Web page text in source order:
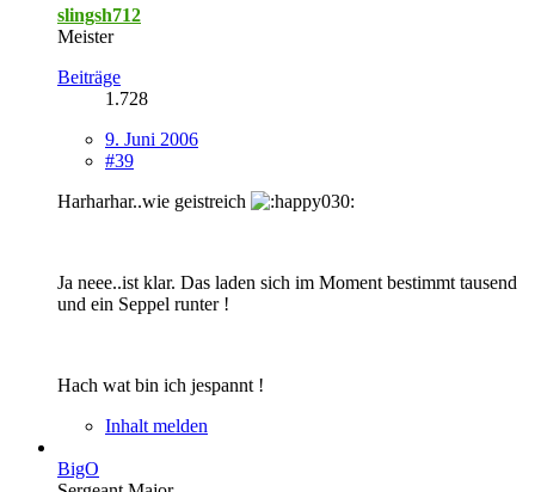
slingsh712
Meister
Beiträge
1.728
9. Juni 2006
#39
Harharhar..wie geistreich
Ja neee..ist klar. Das laden sich im Moment bestimmt tausend
und ein Seppel runter !
Hach wat bin ich jespannt !
Inhalt melden
BigO